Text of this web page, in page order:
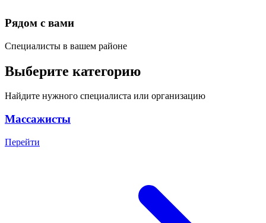
Рядом с вами
Специалисты в вашем районе
Выберите категорию
Найдите нужного специалиста или организацию
Массажисты
Перейти